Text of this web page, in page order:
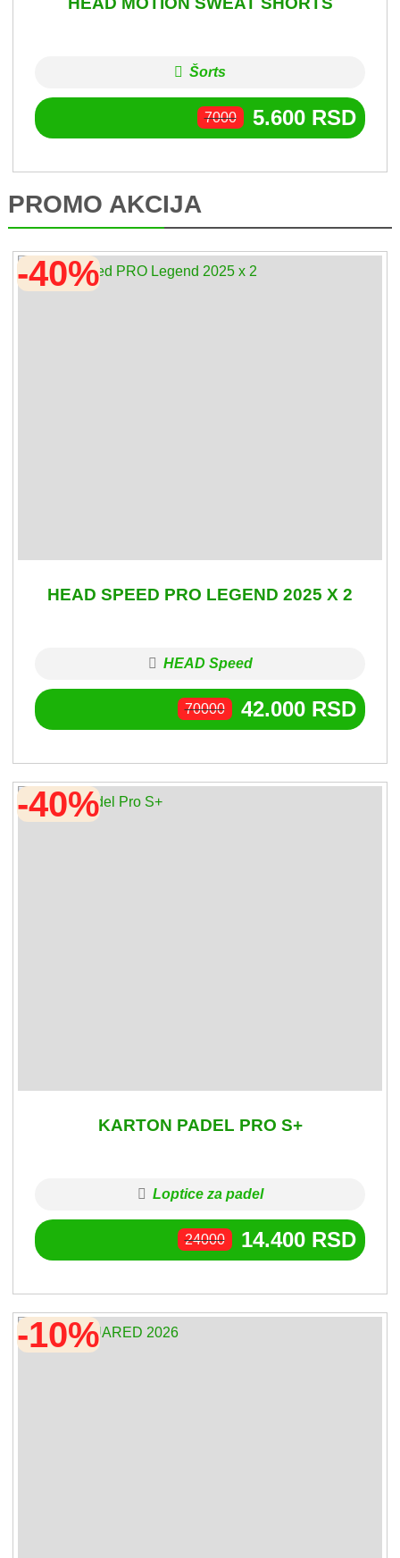
Šorts
7000 5.600 RSD
PROMO AKCIJA
HEAD SPEED PRO LEGEND 2025 X 2
HEAD Speed
70000 42.000 RSD
-40%
KARTON PADEL PRO S+
Loptice za padel
24000 14.400 RSD
-40%
-10%